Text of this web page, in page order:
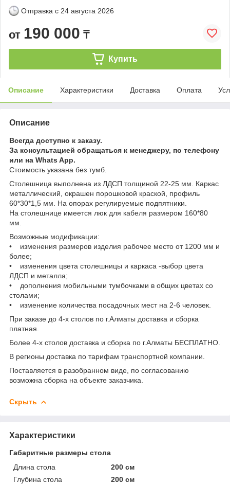
Отправка с 24 августа 2026
от 190 000 ₸
Купить
Описание Характеристики Доставка Оплата
Описание
Всегда доступно к заказу.
За консультацией обращаться к менеджеру, по телефону
или на Whats App.
Стоимость указана без тумб.
Столешница выполнена из ЛДСП толщиной 22-25 мм. Каркас
металлический, окрашен порошковой краской, профиль
60*30*1,5 мм. На опорах регулируемые подпятники.
На столешнице имеется люк для кабеля размером 160*80
мм.
Возможные модификации:
• изменения размеров изделия рабочее место от 1200 мм и
более;
•
изменения цвета столешницы и каркаса -выбор цвета
ЛДСП и металла;
• дополнения мобильными тумбочками в общих цветах со
столами;
• изменение количества посадочных мест на 2-6 человек.
При заказе до 4-х столов по г.Алматы доставка и сборка
платная.
Более 4-х столов доставка и сборка по г.Алматы БЕСПЛАТНО.
В регионы доставка по тарифам транспортной компании.
Поставляется в разобранном виде, по согласованию
возможна сборка на объекте заказчика.
Скрыть
Характеристики
Габаритные размеры стола
Длина стола
200 см
Глубина стола
200 см